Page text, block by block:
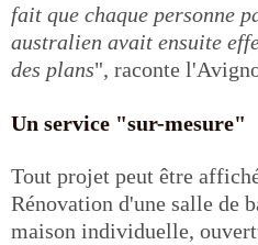
fait que chaque personne
australien avait ensuite
des plans", raconte
Un service "sur-mesure"
Tout projet peut être
Rénovation d'une salle de
maison individuelle,